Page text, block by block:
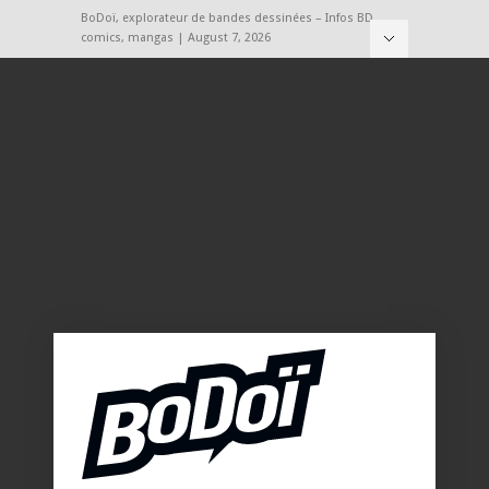
BoDoï, explorateur de bandes dessinées – Infos BD,
comics, mangas | August 7, 2026